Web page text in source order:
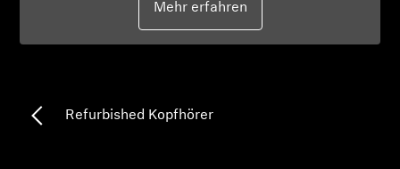
Mehr erfahren
Refurbished Kopfhörer